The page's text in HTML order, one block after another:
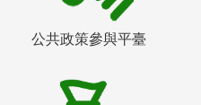
公共政策參與平臺